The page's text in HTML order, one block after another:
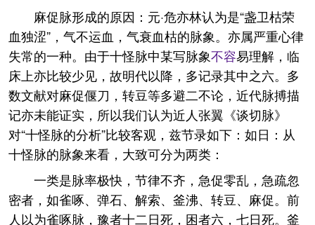
麻促脉形成的原因：元·危亦林认为是“盏卫枯荣
血独涩”，气不运血，气衰血枯的脉象。亦属严重心律
失常的一种。由于十怪脉中某写脉象不容易理解，临
床上亦比较少见，故明代以降，多记录其中之六。多
数文献对麻促偃刀，转豆等多避二不论，近代脉搏描
记亦未能证实，所以我们认为近人张翼《谈切脉》
对“十怪脉的分析”比较客观，兹节录如下：如日：从
十怪脉的脉象来看，大致可分为两类：
一类是脉率极快，节律不齐，急促零乱，急疏忽
密者，如雀啄、弹石、解索、釜沸、转豆、麻促。前
人以为雀啄脉，豫者十二日死，困者六，七日死。釜